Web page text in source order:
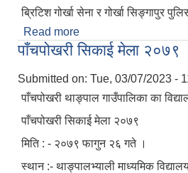
ब्रिटिश गोर्खा सेना र गोर्खा सिङ्गापुर
Read more
पाँचपोखरी सिकाई मेला २०७९
Submitted on: Tue, 03/07/2023 -
पाँचपोखरी थाङ्पाल गाउँपालिका का
पाँचपोखरी सिकाई मेला २०७९
मिति : - २०७९ फागुन २६ गते ।
स्थान :- थाङ्पालभ्याली माध्यमिक